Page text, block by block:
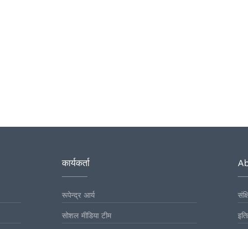
कार्यकर्ता
रूपेन्द्र आर्य
सोशल मीडिया टीम